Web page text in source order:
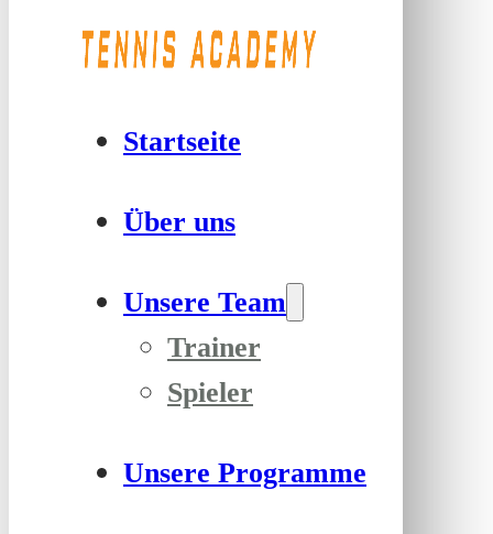
Startseite
Über uns
Unsere Team
Trainer
Spieler
Unsere Programme